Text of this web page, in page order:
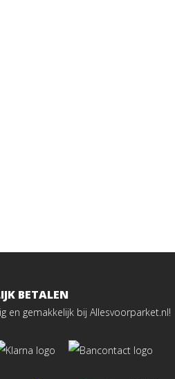
BETALEN
en gemakkelijk bij Allesvoorparket.nl!